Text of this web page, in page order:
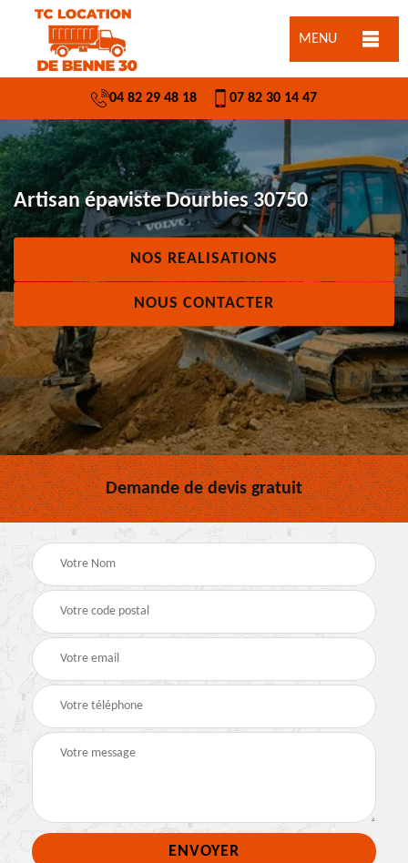
MENU
04 82 29 48 18 07 82 30 14 47
Artisan épaviste Dourbies 30750
NOS REALISATIONS
NOUS CONTACTER
Demande de devis gratuit